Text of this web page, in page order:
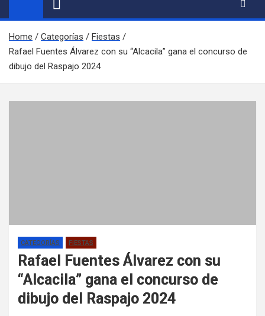
Home Categorías
Fiestas
Rafael Fuentes Álvarez con su “Alcacila” gana el concurso de
dibujo del Raspajo 2024
CATEGORÍAS FIESTAS
Rafael Fuentes Álvarez con su
“Alcacila” gana el concurso de
dibujo del Raspajo 2024